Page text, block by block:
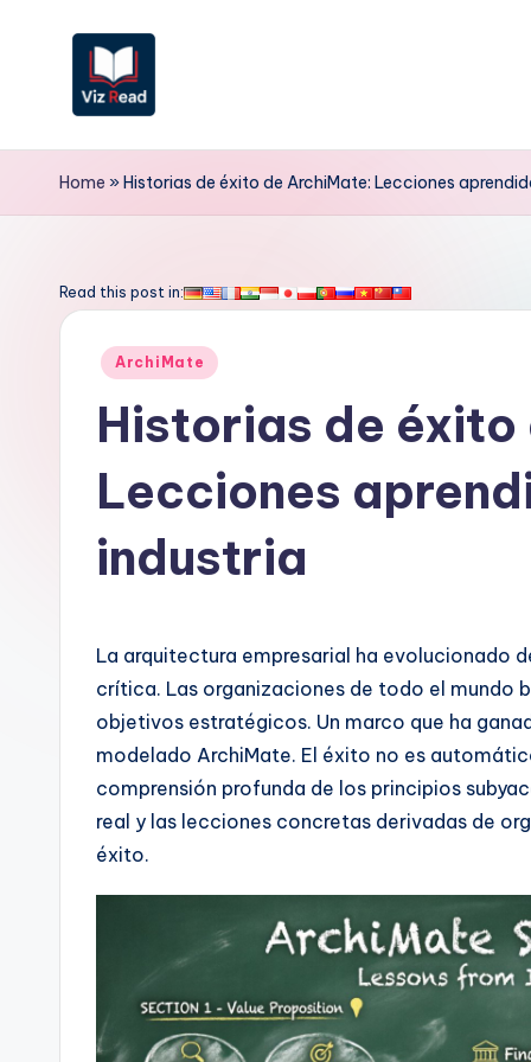
V
iz
e
is
A
w
Home »Historias de éxito de ArchiMate: Lecciones
Read this post in:
Publicado
ArchiMate
Historias de
Lecciones
industria
La arquitectura empresarial ha evolucionado
crítica. Las organizaciones de todo el mundo
objetivos estratégicos. Un marco que ha
modelado ArchiMate. El éxito no es
comprensión profunda de los principios
real y las lecciones concretas derivadas de
éxito.